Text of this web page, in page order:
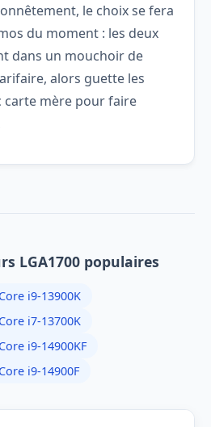
le choix se fera
du moment : les deux
dans un mouchoir de
alors guette les
carte mère pour faire
LGA1700 populaires
i9-13900K
i7-13700K
i9-14900KF
i9-14900F